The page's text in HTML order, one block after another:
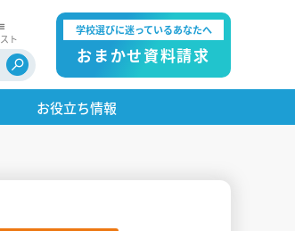
ト
学校選びに迷っているあなたへ
おまかせ資料請求
お役立ち情報